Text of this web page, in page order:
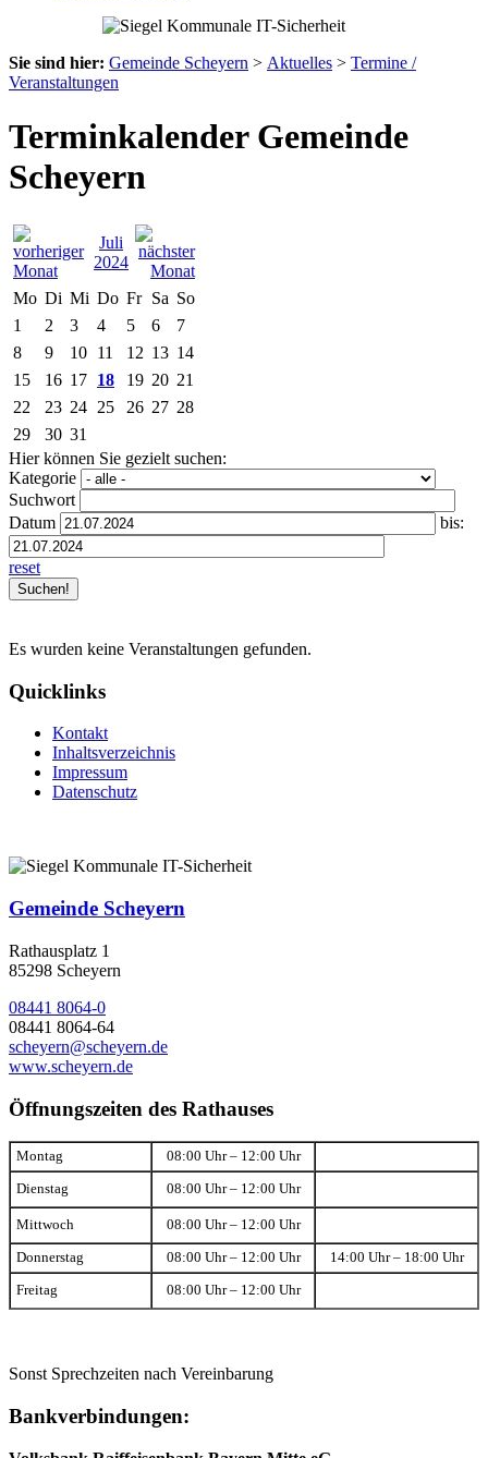
Sie sind hier: Gemeinde Scheyern > Aktuelles > Termine /
Veranstaltungen
Terminkalender Gemeinde
Scheyern
Juli
2024
Mo Di Mi Do Fr Sa So
1
2 3 4 5 6
7
8
9 10 11 12 13 14
15
16 17 18 19 20 21
22
23 24 25 26 27 28
29
30 31
Hier können Sie gezielt suchen:
Kategorie
Suchwort
Datum
bis:
reset
Es wurden keine Veranstaltungen gefunden.
Quicklinks
Kontakt
Inhaltsverzeichnis
Impressum
Datenschutz
Gemeinde Scheyern
Rathausplatz 1
85298 Scheyern
08441 8064-0
08441 8064-64
scheyern@scheyern.de
www.scheyern.de
Öffnungszeiten des Rathauses
Montag 08:00 Uhr – 12:00 Uhr
Dienstag 08:00 Uhr – 12:00 Uhr
Mittwoch 08:00 Uhr – 12:00 Uhr
Donnerstag 08:00 Uhr – 12:00 Uhr 14:00 Uhr – 18:00 Uhr
Freitag 08:00 Uhr – 12:00 Uhr
Sonst Sprechzeiten nach Vereinbarung
Bankverbindungen: